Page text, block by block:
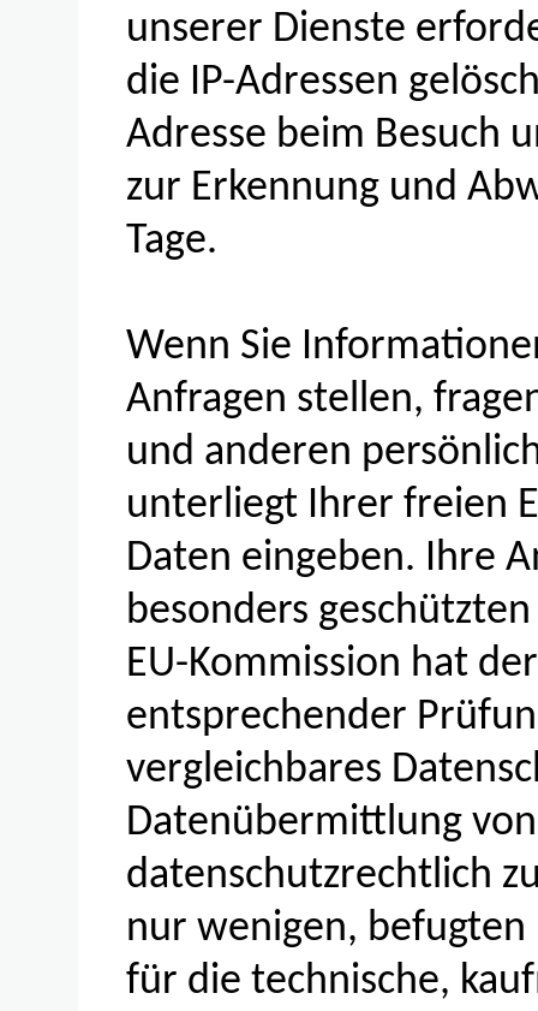
unserer Dienste
die IP-Adressen
Adresse beim Besuch
zur Erkennung und
Tage.
Wenn Sie
Anfragen stellen,
und anderen
unterliegt Ihrer freien
Daten eingeben. Ihre
besonders
EU-Kommission hat
entsprechender
vergleichbares
Datenübermittlung
datenschutzrechtlich
nur wenigen, befugten
für die technische,